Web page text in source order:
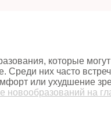
которые
Среди них часто
или ухудшение
новообразований на